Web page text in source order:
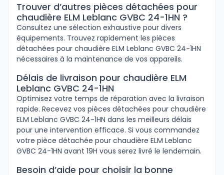
Trouver d’autres pièces détachées pour
chaudière ELM Leblanc GVBC 24-1HN ?
Consultez une sélection exhaustive pour divers
équipements. Trouvez rapidement les pièces
détachées pour chaudière ELM Leblanc GVBC 24-1HN
nécessaires à la maintenance de vos appareils.
Délais de livraison pour chaudière ELM
Leblanc GVBC 24-1HN
Optimisez votre temps de réparation avec la livraison
rapide. Recevez vos pièces détachées pour chaudière
ELM Leblanc GVBC 24-1HN dans les meilleurs délais
pour une intervention efficace. Si vous commandez
votre pièce détachée pour chaudière ELM Leblanc
GVBC 24-1HN avant 19H vous serez livré le lendemain.
Besoin d’aide pour choisir la bonne